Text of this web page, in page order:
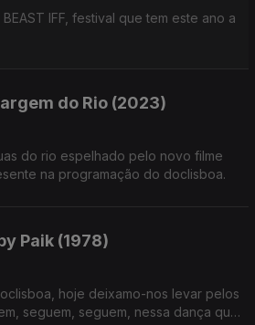
IFF, festival que tem este ano a
do Rio (2023)
do rio espelhado pelo novo filme
na programação do doclisboa.
Paik (1978)
hoje deixamo-nos levar pelos
seguem, seguem, nessa dança que